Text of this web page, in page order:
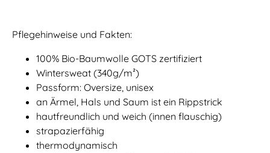
Pflegehinweise und Fakten:
100% Bio-Baumwolle GOTS zertifiziert
Wintersweat (340g/m²)
Passform: Oversize, unisex
an Ärmel, Hals und Saum ist ein Rippstrick
hautfreundlich und weich (innen flauschig)
strapazierfähig
thermodynamisch